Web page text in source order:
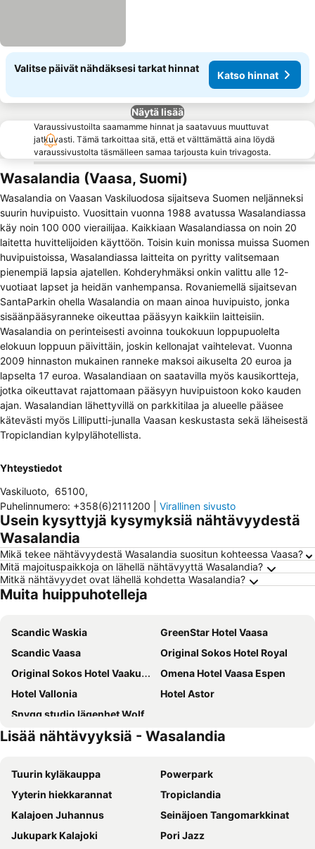
Valitse päivät nähdäksesi tarkat hinnat
Katso hinnat
Näytä lisää
Varaussivustoilta saamamme hinnat ja saatavuus muuttuvat
jatkuvasti. Tämä tarkoittaa sitä, että et välttämättä aina löydä
varaussivustolta täsmälleen samaa tarjousta kuin trivagosta.
Wasalandia (Vaasa, Suomi)
Wasalandia on Vaasan Vaskiluodosa sijaitseva Suomen neljänneksi
suurin huvipuisto. Vuosittain vuonna 1988 avatussa Wasalandiassa
käy noin 100 000 vierailijaa. Kaikkiaan Wasalandiassa on noin 20
laitetta huvittelijoiden käyttöön. Toisin kuin monissa muissa Suomen
huvipuistoissa, Wasalandiassa laitteita on pyritty valitsemaan
pienempiä lapsia ajatellen. Kohderyhmäksi onkin valittu alle 12-
vuotiaat lapset ja heidän vanhempansa. Rovaniemellä sijaitsevan
SantaParkin ohella Wasalandia on maan ainoa huvipuisto, jonka
sisäänpääsyranneke oikeuttaa pääsyyn kaikkiin laitteisiin.
Wasalandia on perinteisesti avoinna toukokuun loppupuolelta
elokuun loppuun päivittäin, joskin kellonajat vaihtelevat. Vuonna
2009 hinnaston mukainen ranneke maksoi aikuselta 20 euroa ja
lapselta 17 euroa. Wasalandiaan on saatavilla myös kausikortteja,
jotka oikeuttavat rajattomaan pääsyyn huvipuistoon koko kauden
ajan. Wasalandian lähettyvillä on parkkitilaa ja alueelle pääsee
kätevästi myös Lilliputti-junalla Vaasan keskustasta sekä läheisestä
Tropiclandian kylpylähotellista.
Yhteystiedot
Vaskiluoto, 65100,
Puhelinnumero: +358(6)2111200 Virallinen sivusto
Usein kysyttyjä kysymyksiä nähtävyydestä
Wasalandia
Mikä tekee nähtävyydestä Wasalandia suositun kohteessa Vaasa?
Mitä majoituspaikkoja on lähellä nähtävyyttä Wasalandia?
Mitkä nähtävyydet ovat lähellä kohdetta Wasalandia?
Muita huippuhotelleja
Scandic Waskia
GreenStar Hotel Vaasa
Scandic Vaasa
Original Sokos Hotel Royal
Original Sokos Hotel Vaakuna Vaasa
Omena Hotel Vaasa Espen
Hotel Vallonia
Hotel Astor
Snygg studio lägenhet Wolffskavägen 21
Lisää nähtävyyksiä - Wasalandia
Tuurin kyläkauppa
Powerpark
Yyterin hiekkarannat
Tropiclandia
Kalajoen Juhannus
Seinäjoen Tangomarkkinat
Jukupark Kalajoki
Pori Jazz